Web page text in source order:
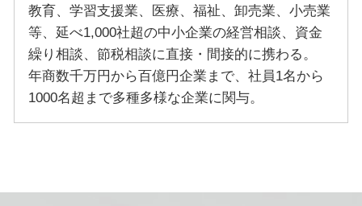
教育、学習支援業、医療、福祉、卸売業、小売業
等、延べ1,000社超の中小企業の経営相談、資金
繰り相談、節税相談に直接・間接的に携わる。
年商数千万円から百億円企業まで、社員1名から
1000名超まで多種多様な企業に関与。